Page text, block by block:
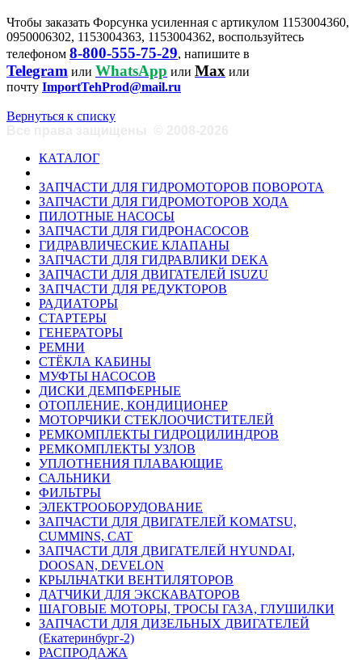
Чтобы заказать Форсунка усиленная с артикулом 1153004360,
0950006302, 1153004363, 1153004362, воспользуйтесь
телефоном 8-800-555-75-29, напишите в
Telegram или WhatsApp или Max или
почту ImportTehProd@mail.ru
Вернуться к списку
КАТАЛОГ
ЗАПЧАСТИ ДЛЯ ГИДРОМОТОРОВ ПОВОРОТА
ЗАПЧАСТИ ДЛЯ ГИДРОМОТОРОВ ХОДА
ПИЛОТНЫЕ НАСОСЫ
ЗАПЧАСТИ ДЛЯ ГИДРОНАСОСОВ
ГИДРАВЛИЧЕСКИЕ КЛАПАНЫ
ЗАПЧАСТИ ДЛЯ ГИДРАВЛИКИ DEKA
ЗАПЧАСТИ ДЛЯ ДВИГАТЕЛЕЙ ISUZU
ЗАПЧАСТИ ДЛЯ РЕДУКТОРОВ
РАДИАТОРЫ
СТАРТЕРЫ
ГЕНЕРАТОРЫ
РЕМНИ
СТЁКЛА КАБИНЫ
МУФТЫ НАСОСОВ
ДИСКИ ДЕМПФЕРНЫЕ
ОТОПЛЕНИЕ, КОНДИЦИОНЕР
МОТОРЧИКИ СТЕКЛООЧИСТИТЕЛЕЙ
РЕМКОМПЛЕКТЫ ГИДРОЦИЛИНДРОВ
РЕМКОМПЛЕКТЫ УЗЛОВ
УПЛОТНЕНИЯ ПЛАВАЮЩИЕ
САЛЬНИКИ
ФИЛЬТРЫ
ЭЛЕКТРООБОРУДОВАНИЕ
ЗАПЧАСТИ ДЛЯ ДВИГАТЕЛЕЙ KOMATSU,
CUMMINS, CAT
ЗАПЧАСТИ ДЛЯ ДВИГАТЕЛЕЙ HYUNDAI,
DOOSAN, DEVELON
КРЫЛЬЧАТКИ ВЕНТИЛЯТОРОВ
ДАТЧИКИ ДЛЯ ЭКСКАВАТОРОВ
ШАГОВЫЕ МОТОРЫ, ТРОСЫ ГАЗА, ГЛУШИЛКИ
ЗАПЧАСТИ ДЛЯ ДИЗЕЛЬНЫХ ДВИГАТЕЛЕЙ
(Екатеринбург-2)
РАСПРОДАЖА